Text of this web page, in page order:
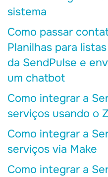
sistema
Como passar
Planilhas para
da SendPulse e
um chatbot
Como integrar a
serviços usando o
Como integrar a
serviços via Make
Como integrar a